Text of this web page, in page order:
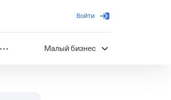
Войти
Малый бизнес